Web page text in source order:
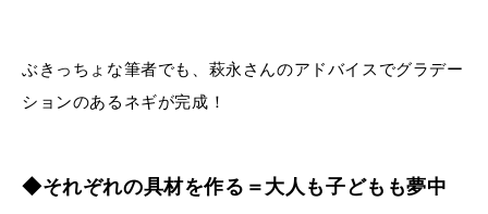
ぶきっちょな筆者でも、萩永さんのアドバイスでグラデー
ションのあるネギが完成！
◆それぞれの具材を作る＝大人も子どもも夢中